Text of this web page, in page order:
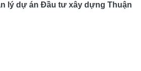
lý dự án Đầu tư xây dựng Thuận